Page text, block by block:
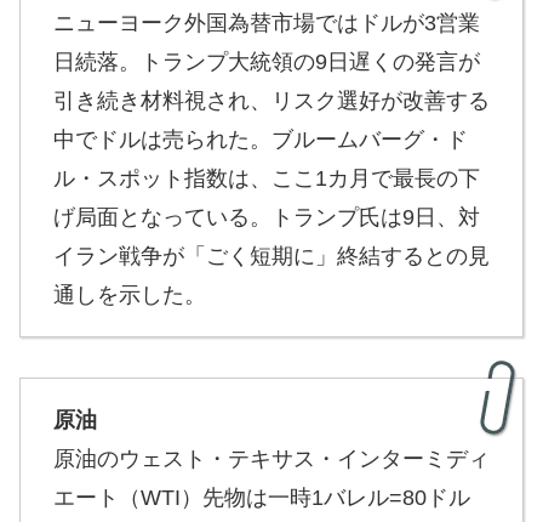
ニューヨーク外国為替市場ではドルが3営業
日続落。トランプ大統領の9日遅くの発言が
引き続き材料視され、リスク選好が改善する
中でドルは売られた。ブルームバーグ・ド
ル・スポット指数は、ここ1カ月で最長の下
げ局面となっている。トランプ氏は9日、対
イラン戦争が「ごく短期に」終結するとの見
通しを示した。
原油
原油のウェスト・テキサス・インターミディ
エート（WTI）先物は一時1バレル=80ドル